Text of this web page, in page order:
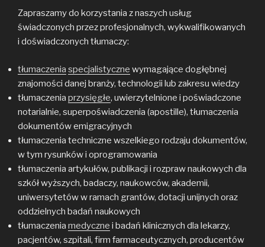
Zapraszamy do korzystania z naszych usług
świadczonych przez profesjonalnych, wykwalifikowanych
i doświadczonych tłumaczy:
tłumaczenia specjalistyczne wymagające dogłębnej
znajomości danej branży, technologii lub zakresu wiedzy
tłumaczenia przysięgłe, uwierzytelnione i poświadczone
notarialnie, superpoświadczenia (apostille), tłumaczenia
dokumentów emigracyjnych
tłumaczenia techniczne wszelkiego rodzaju dokumentów,
w tym rysunków i oprogramowania
tłumaczenia artykułów, publikacji i rozpraw naukowych dla
szkół wyższych, badaczy, naukowców, akademii,
uniwersytetów w ramach grantów, dotacji unijnych oraz
oddzielnych badań naukowych
tłumaczenia medyczne i badań klinicznych dla lekarzy,
pacjentów, szpitali, firm farmaceutycznych, producentów